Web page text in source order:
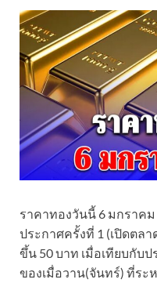
ราคาทองวันนี้ 6 มกราค
ประกาศครั้งที่ 1 (เปิดตลา
ขึ้น 50 บาท เมื่อเทียบกับ
ของเมื่อวาน(จันทร์) ที่ระ